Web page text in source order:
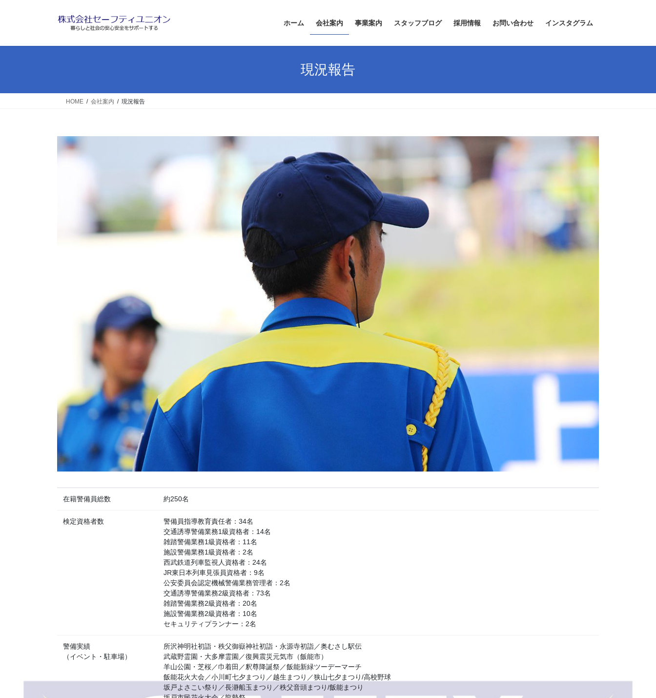
ホーム 会社案内 事業案内 スタッフブログ 採用情報 お問い合わせ インスタグラム
現況報告
HOME 会社案内 現況報告
在籍警備員総数 約250名
検定資格者数
警備員指導教育責任者：34名
交通誘導警備業務1級資格者：14名
雑踏警備業務1級資格者：11名
施設警備業務1級資格者：2名
西武鉄道列車監視人資格者：24名
JR東日本列車見張員資格者：9名
公安委員会認定機械警備業務管理者：2名
交通誘導警備業務2級資格者：73名
雑踏警備業務2級資格者：20名
施設警備業務2級資格者：10名
セキュリティプランナー：2名
警備実績
（イベント・駐車場）
所沢神明社初詣・秩父御嶽神社初詣・永源寺初詣／奥むさし駅伝
武蔵野霊園・大多摩霊園／復興震災元気市（飯能市）
羊山公園・芝桜／巾着田／釈尊降誕祭／飯能新緑ツーデーマーチ
飯能花火大会／小川町七夕まつり／越生まつり／狭山七夕まつり/高校野球
坂戸よさこい祭り／長瀞船玉まつり／秩父音頭まつり/飯能まつり